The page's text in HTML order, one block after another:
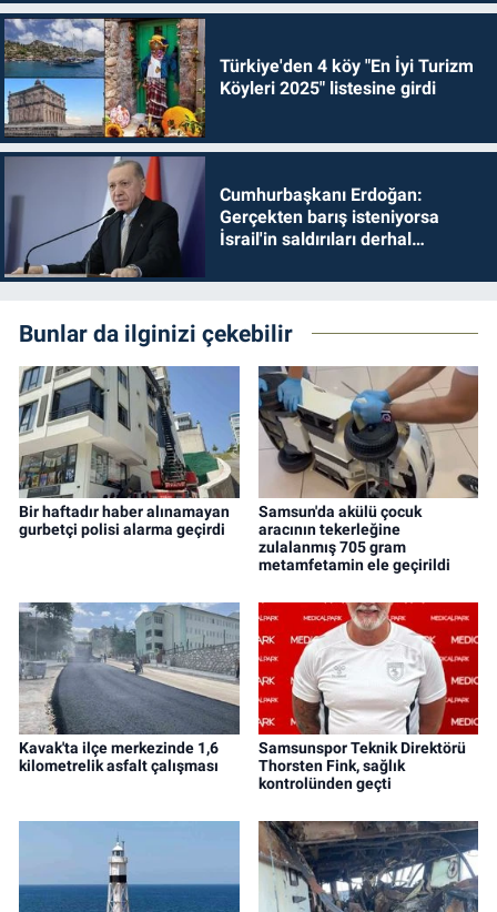
Türkiye'den 4 köy "En İyi Turizm
Köyleri 2025" listesine girdi
Cumhurbaşkanı Erdoğan:
Gerçekten barış isteniyorsa
İsrail'in saldırıları derhal
Bunlar da ilginizi çekebilir
Bir haftadır haber alınamayan
gurbetçi polisi alarma geçirdi
Samsun'da akülü çocuk
aracının tekerleğine
zulalanmış 705 gram
metamfetamin ele geçirildi
Kavak'ta ilçe merkezinde 1,6
kilometrelik asfalt çalışması
Samsunspor Teknik Direktörü
Thorsten Fink, sağlık
kontrolünden geçti